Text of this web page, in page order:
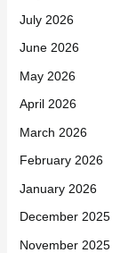
July 2026
June 2026
May 2026
April 2026
March 2026
February 2026
January 2026
December 2025
November 2025